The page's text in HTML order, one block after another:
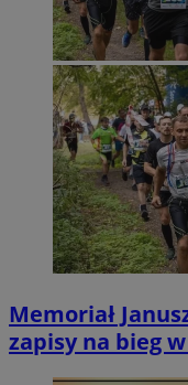
Memoriał
zapisy na bieg